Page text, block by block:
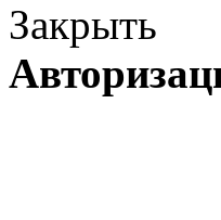
Закрыть